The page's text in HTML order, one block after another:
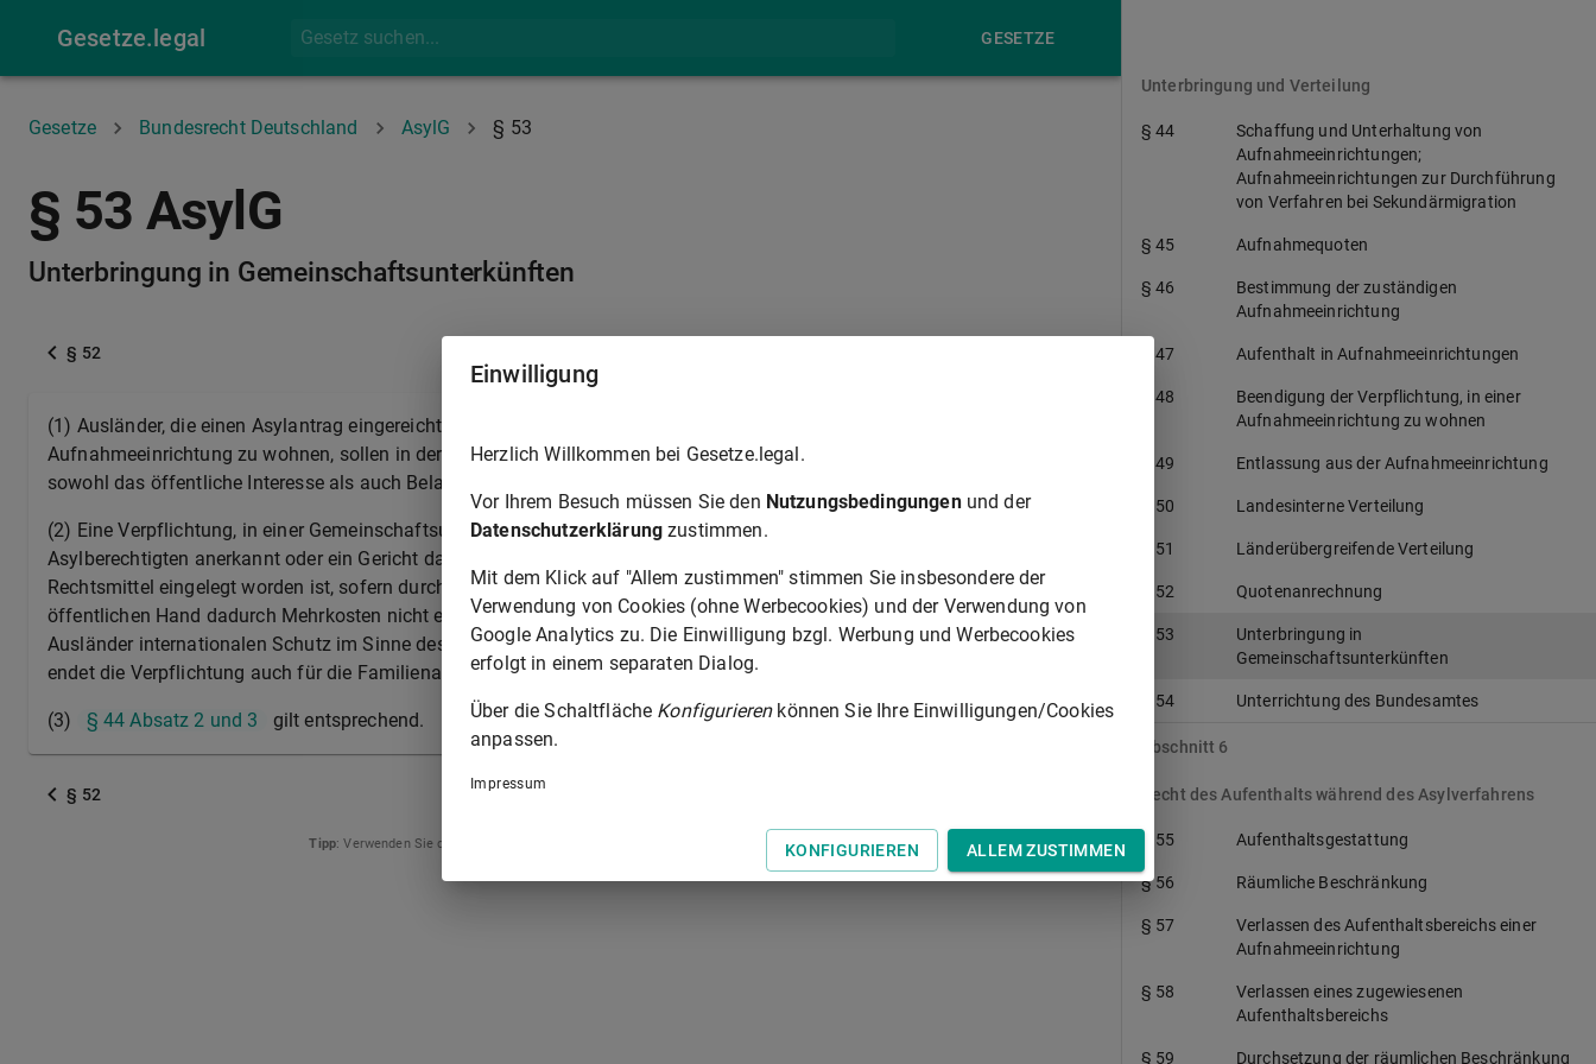
Gesetze.legal GESETZE
Gesetze Bundesrecht Deutschland AsylG § 53
§ 53 AsylG
Unterbringung in Gemeinschaftsunterkünften
§ 52
(1) Ausländer, die einen Asylantrag eingereicht haben und nicht oder nicht mehr verpflichtet sind, in einer
Aufnahmeeinrichtung zu wohnen, sollen in der Regel in Gemeinschaftsunterkünften untergebracht werden. Hierbei sind
sowohl das öffentliche Interesse als auch Belange des Ausländers zu berücksichtigen.
(2) Eine Verpflichtung, in einer Gemeinschaftsunterkunft zu wohnen, endet, wenn das Bundesamt einen Ausländer als
Asylberechtigten anerkannt oder ein Gericht das Bundesamt zur Anerkennung verpflichtet hat, auch wenn ein
Rechtsmittel eingelegt worden ist, sofern durch den Ausländer eine anderweitige Unterkunft nachgewiesen wird und der
öffentlichen Hand dadurch Mehrkosten nicht entstehen. Das Gleiche gilt, wenn das Bundesamt oder ein Gericht einem
Ausländer internationalen Schutz im Sinne des § 1 Absatz 1 Nummer 2 zuerkannt hat. In den Fällen der Sätze 1 und 2
endet die Verpflichtung auch für die Familienangehörigen im Sinne des § 26 Absatz 1 bis 3
(3) § 44 Absatz 2 und 3 gilt entsprechend.
§ 52
Tipp: Verwenden Sie die Pfeiltasten der Tastatur zur Navigation zwischen Normen.
Unterbringung und Verteilung
§ 44
Schaffung und Unterhaltung von
Aufnahmeeinrichtungen;
Aufnahmeeinrichtungen zur Durchführung
von Verfahren bei Sekundärmigration
§ 45 Aufnahmequoten
§ 46
Bestimmung der zuständigen
Aufnahmeeinrichtung
§ 47 Aufenthalt in Aufnahmeeinrichtungen
§ 48
Beendigung der Verpflichtung, in einer
Aufnahmeeinrichtung zu wohnen
§ 49 Entlassung aus der Aufnahmeeinrichtung
§ 50 Landesinterne Verteilung
§ 51 Länderübergreifende Verteilung
§ 52 Quotenanrechnung
§ 53
Unterbringung in
Gemeinschaftsunterkünften
§ 54 Unterrichtung des Bundesamtes
Abschnitt 6
Recht des Aufenthalts während des Asylverfahrens
§ 55 Aufenthaltsgestattung
§ 56 Räumliche Beschränkung
§ 57
Verlassen des Aufenthaltsbereichs einer
Aufnahmeeinrichtung
§ 58
Verlassen eines zugewiesenen
Aufenthaltsbereichs
§ 59 Durchsetzung der räumlichen Beschränkung
Einwilligung
Herzlich Willkommen bei Gesetze.legal.
Vor Ihrem Besuch müssen Sie den Nutzungsbedingungenund der
Datenschutzerklärung zustimmen.
Mit dem Klick auf "Allem zustimmen" stimmen Sie insbesondere der
Verwendung von Cookies (ohne Werbecookies) und der Verwendung von
Google Analytics zu. Die Einwilligung bzgl. Werbung und Werbecookies
erfolgt in einem separaten Dialog.
Über die Schaltfläche Konfigurierenkönnen Sie Ihre Einwilligungen/Cookies
anpassen.
Impressum
KONFIGURIEREN ALLEM ZUSTIMMEN